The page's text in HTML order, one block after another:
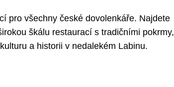
pro všechny české dovolenkáře. Najdete
škálu restaurací s tradičními pokrmy,
a historii v nedalekém Labinu.